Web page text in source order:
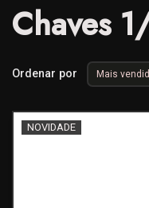
Chaves
Ordenar por Mais
NOVIDADE